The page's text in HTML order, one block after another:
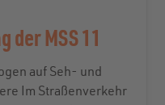
MSS 11
auf Seh- und
Im Straßenverkehr